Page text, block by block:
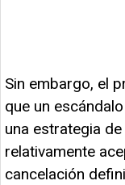
Sin embargo, el
que un
una estrategia
relativamente
cancelación